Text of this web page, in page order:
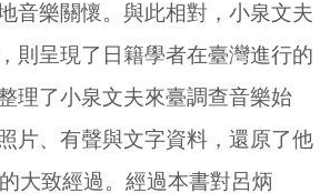
音樂關懷。與此相對，小泉文夫
則呈現了日籍學者在臺灣進行的
理了小泉文夫來臺調查音樂始
片、有聲與文字資料，還原了他
大致經過。經過本書對呂炳